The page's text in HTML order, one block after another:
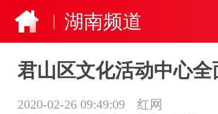
湖南频道
君山区文化活动中心全
2020-02-26 09:49:09
红网